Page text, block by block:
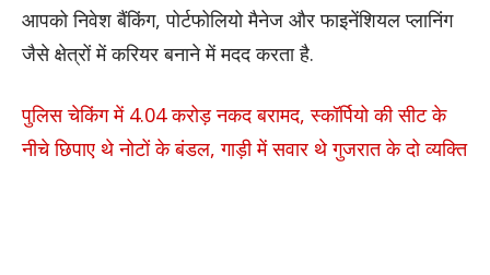
आपको निवेश बैंकिंग, पोर्टफोलियो मैनेज और फाइनेंशियल प्लानिंग
जैसे क्षेत्रों में करियर बनाने में मदद करता है.
पुलिस चेकिंग में 4.04 करोड़ नकद बरामद, स्कॉर्पियो की सीट के
नीचे छिपाए थे नोटों के बंडल, गाड़ी में सवार थे गुजरात के दो व्यक्ति